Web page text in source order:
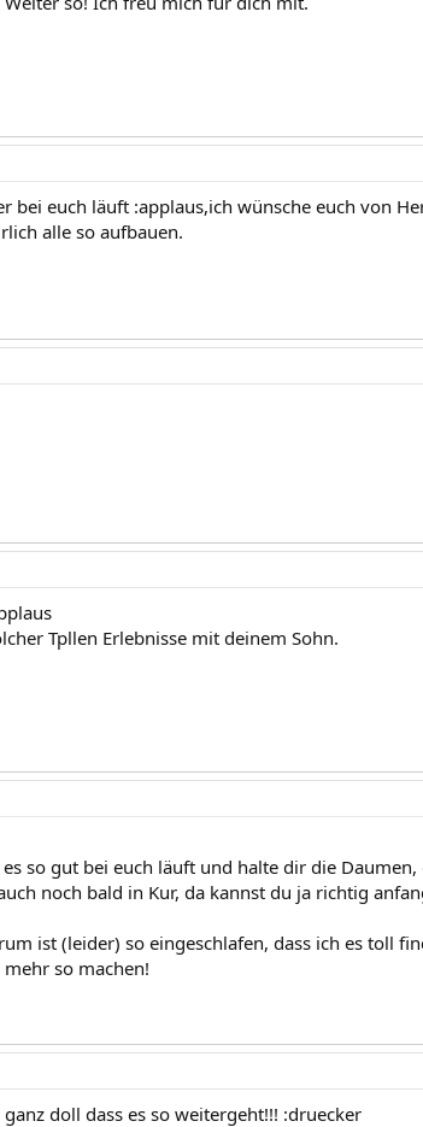
bei euch läuft :applaus,ich wünsche euch von
alle so aufbauen.
Tpllen Erlebnisse mit deinem Sohn.
so gut bei euch läuft und halte dir die
noch bald in Kur, da kannst du ja richtig
ist (leider) so eingeschlafen, dass ich es toll
so machen!
doll dass es so weitergeht!!! :druecker